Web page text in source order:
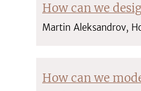
How can we
Martin Aleksandrov,
How can we